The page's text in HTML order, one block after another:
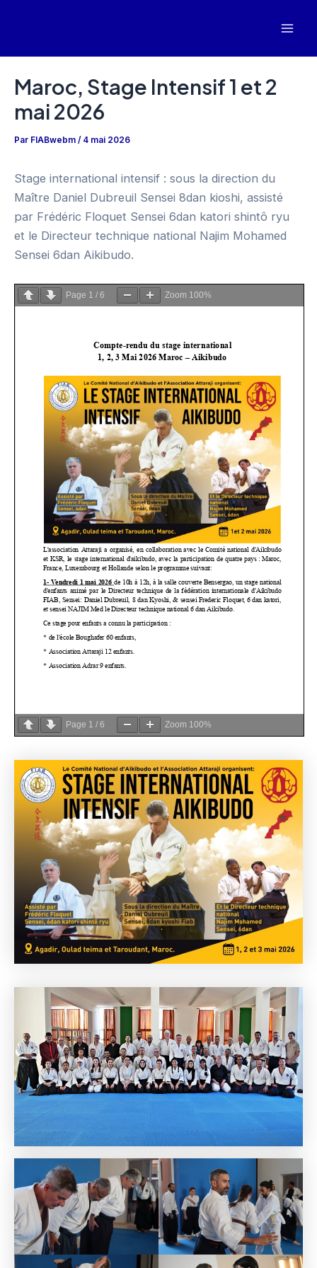
Maroc, Stage Intensif 1 et 2
mai 2026
Par FIABwebm / 4 mai 2026
Stage international intensif : sous la direction du
Maître Daniel Dubreuil Sensei 8dan kioshi, assisté
par Frédéric Floquet Sensei 6dan katori shintô ryu
et le Directeur technique national Najim Mohamed
Sensei 6dan Aikibudo.
Page 1 / 6 Zoom 100%
Page 1 / 6 Zoom 100%